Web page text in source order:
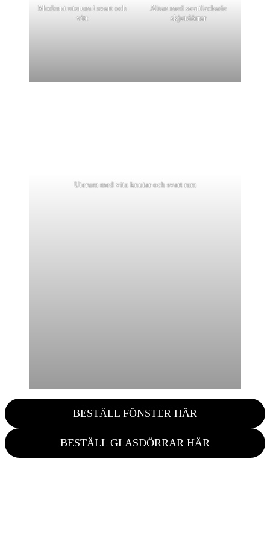
Modernt uterum i svart och
vitt
Altan med svartlackade
skjutdörrar
Uterum med vita knutar och svart ram
BESTÄLL FÖNSTER HÄR
BESTÄLL GLASDÖRRAR HÄR